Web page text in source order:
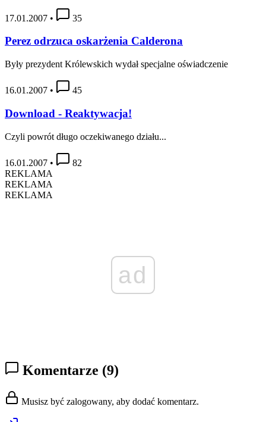
17.01.2007 • 35
Perez odrzuca oskarżenia Calderona
Były prezydent Królewskich wydał specjalne oświadczenie
16.01.2007 • 45
Download - Reaktywacja!
Czyli powrót długo oczekiwanego działu...
16.01.2007 •
82
REKLAMA
REKLAMA
REKLAMA
ad
Komentarze (9)
Musisz być zalogowany, aby dodać komentarz.